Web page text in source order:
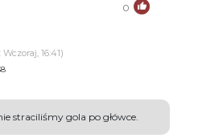
0
16:41)
straciliśmy gola po główce.